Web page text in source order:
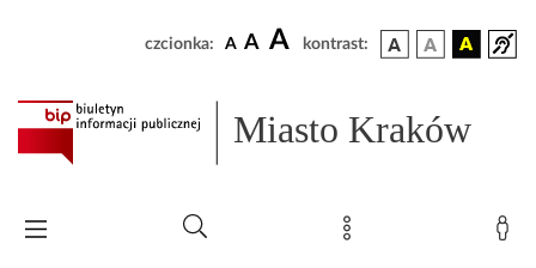
czcionka: A A A kontrast:
Miasto Kraków